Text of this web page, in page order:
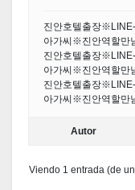
진안호텔출장
아가씨※진안역할만
진안호텔출장
아가씨※진안역할만
진안호텔출장
아가씨※진안역할만
Autor
Viendo 1 entrada (de